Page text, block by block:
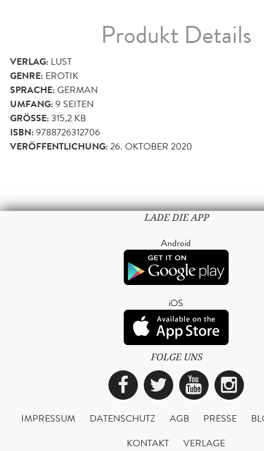
Produkt Details
VERLAG: LUST
GENRE: EROTIK
SPRACHE:GERMAN
UMFANG:9 SEITEN
GRÖSSE: 315,2 KB
ISBN:9788726312706
VERÖFFENTLICHUNG:26. OKTOBER 2020
LADE DIE APP
Android
iOS
FOLGE UNS
Facebook
Twitter
IMPRESSUM DATENSCHUTZ AGB PRESSE
KONTAKT
VERLAGE